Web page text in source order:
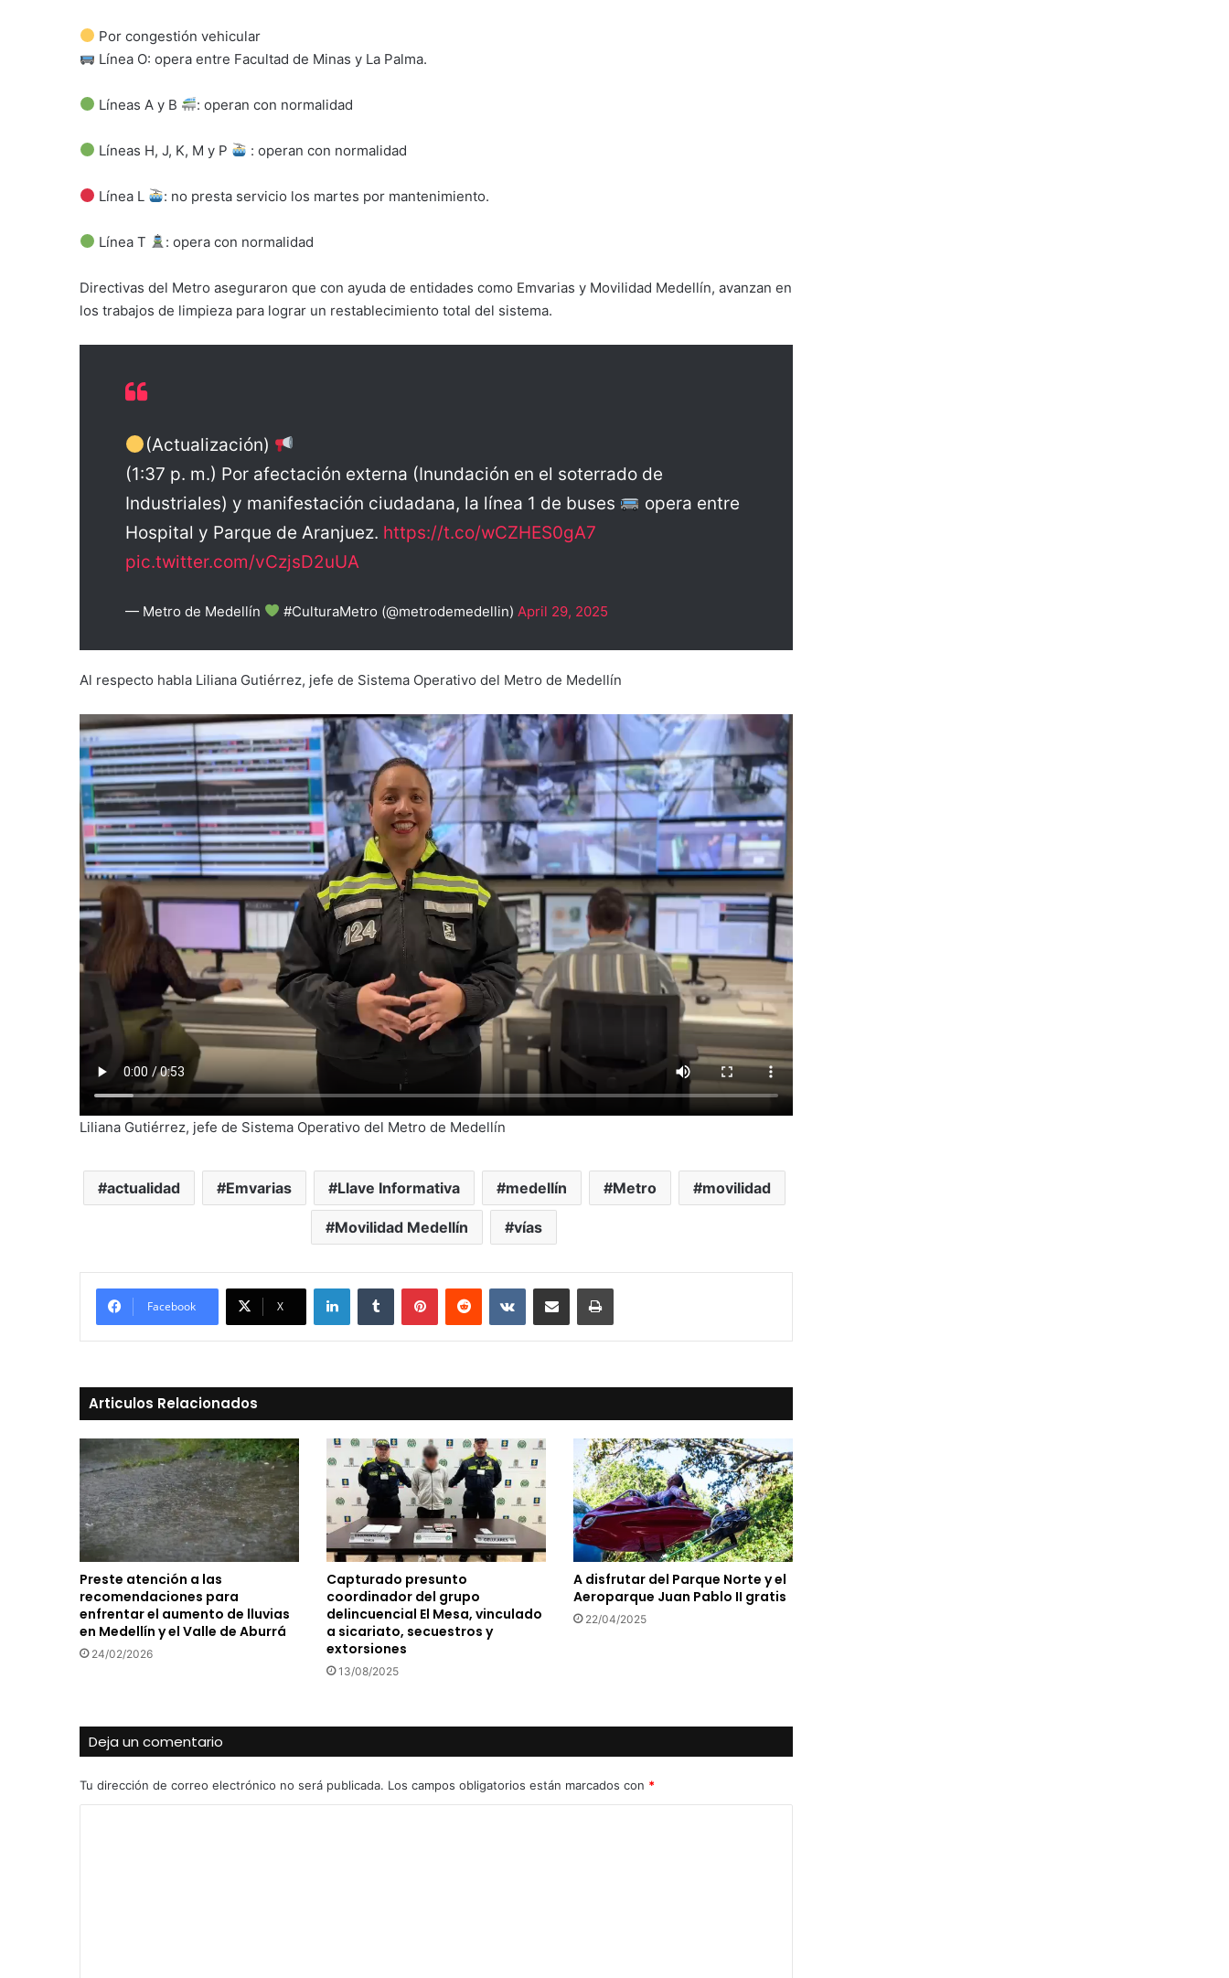
Por congestión vehicular
Línea O: opera entre Facultad de Minas y La Palma.
Líneas A y B : operan con normalidad
Líneas H, J, K, M y P : operan con normalidad
Línea L : no presta servicio los martes por mantenimiento.
Línea T : opera con normalidad
Directivas del Metro aseguraron que con ayuda de entidades como Emvarias y Movilidad Medellín, avanzan en
los trabajos de limpieza para lograr un restablecimiento total del sistema.
(Actualización)
(1:37 p. m.) Por afectación externa (Inundación en el soterrado de
Industriales) y manifestación ciudadana, la línea 1 de buses
opera entre
Hospital y Parque de Aranjuez. https://t.co/wCZHES0gA7
pic.twitter.com/vCzjsD2uUA
— Metro de Medellín #CulturaMetro (@metrodemedellin) April 29, 2025
Al respecto habla Liliana Gutiérrez, jefe de Sistema Operativo del Metro de Medellín
Liliana Gutiérrez, jefe de Sistema Operativo del Metro de Medellín
actualidad Emvarias Llave Informativa medellín Metro movilidad
Movilidad Medellín vías
Facebook X
LinkedInTumblr PinterestReddit VKontakte
Compartir vía Mail Print
Articulos Relacionados
Preste atención a las
recomendaciones para
enfrentar el aumento de lluvias
en Medellín y el Valle de Aburrá
24/02/2026
Capturado presunto
coordinador del grupo
delincuencial El Mesa, vinculado
a sicariato, secuestros y
extorsiones
13/08/2025
A disfrutar del Parque Norte y el
Aeroparque Juan Pablo II gratis
22/04/2025
Deja un comentario
Tu dirección de correo electrónico no será publicada. Los campos obligatorios están marcados con *